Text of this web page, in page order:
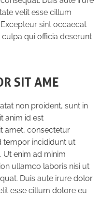
velit esse cillum
sint occaecat
qui officia deserunt
SIT AME
non proident, sunt in
anim id est
amet, consectetur
tempor incididunt ut
enim ad minim
ullamco laboris nisi ut
Duis aute irure dolor
esse cillum dolore eu